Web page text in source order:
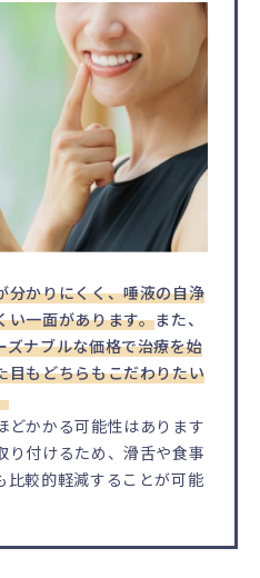
分かりにくく、唾液の自浄
い一面があります。また、
ズナブルな価格で治療を始
目もどちらもこだわりたい
どかかる可能性はあります
り付けるため、滑舌や食事
比較的軽減することが可能